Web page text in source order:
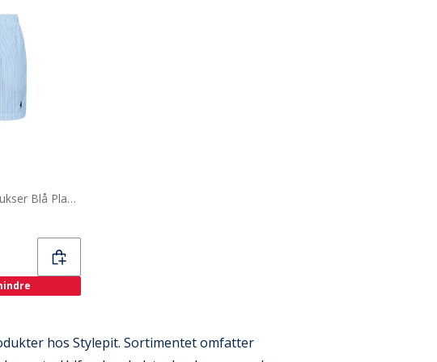
MCS Mænd Irving Badebukser Blå Placid
hos Stylepit. Sortimentet omfatter